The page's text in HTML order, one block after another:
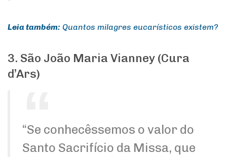
Leia também: Quantos milagres eucarísticos existem?
3. São João Maria Vianney (Cura
d’Ars)
“Se conhecêssemos o valor do
Santo Sacrifício da Missa, que